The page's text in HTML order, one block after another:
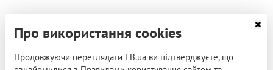
Про використання cookies
Продовжуючи переглядати LB.ua ви підтверджуєте, що